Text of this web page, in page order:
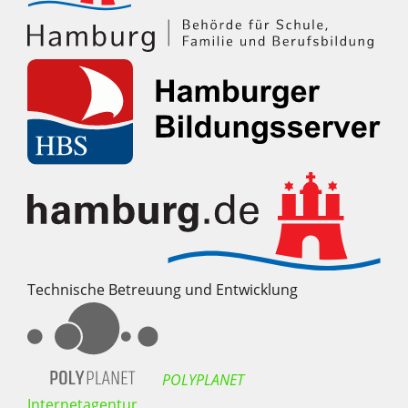
Technische Betreuung und Entwicklung
POLYPLANET